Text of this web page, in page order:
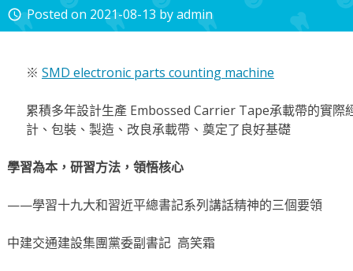
access_time Posted on 2021-08-13 byadmin
※ SMD electronic parts counting machine
累積多年設計生產 Embossed Carrier Tape承載帶的實際
計、包裝、製造、改良承載帶、奠定了良好基礎
學習為本，研習方法，領悟核心
——學習十九大和習近平總書記系列講話精神的三個要領
中建交通建設集團黨委副書記 高笑霜